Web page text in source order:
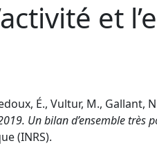
et
É., Vultur, M., Gallant,
Un bilan d’ensemble très
(INRS).